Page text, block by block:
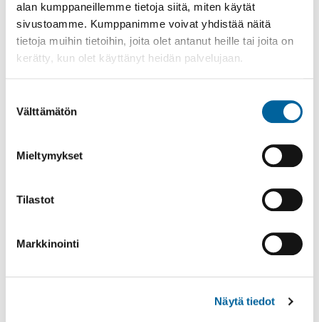
alan kumppaneillemme tietoja siitä, miten käytät
sivustoamme. Kumppanimme voivat yhdistää näitä
tietoja muihin tietoihin, joita olet antanut heille tai joita on
kerätty, kun olet käyttänyt heidän palvelujaan.
valinta
Välttämätön
Mieltymykset
Tilastot
Markkinointi
Näytä tiedot
käännöstyökalulla. Käännös voi sisältää